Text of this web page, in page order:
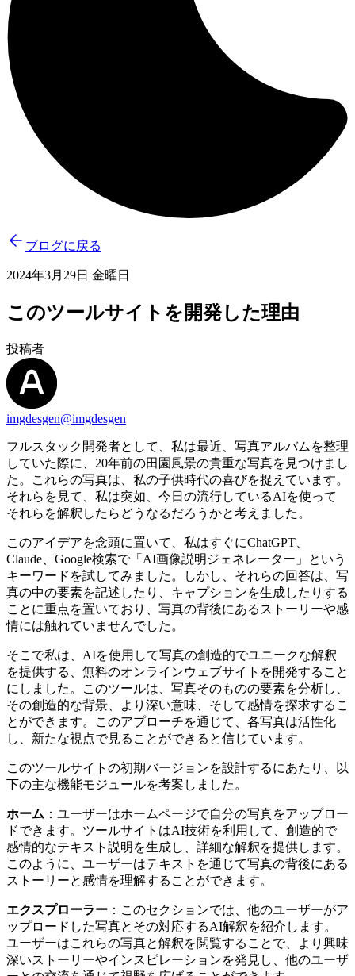
ブログに戻る
2024年3月29日 金曜日
このツールサイトを開発した理由
投稿者
imgdesgen@imgdesgen
フルスタック開発者として、私は最近、写真アルバムを整理
していた際に、20年前の田園風景の貴重な写真を見つけまし
た。これらの写真は、私の子供時代の喜びを捉えています。
それらを見て、私は突如、今日の流行しているAIを使って
それらを解釈したらどうなるだろうかと考えました。
このアイデアを念頭に置いて、私はすぐにChatGPT、
Claude、Google検索で「AI画像説明ジェネレーター」という
キーワードを試してみました。しかし、それらの回答は、写
真の中の要素を記述したり、キャプションを生成したりする
ことに重点を置いており、写真の背後にあるストーリーや感
情には触れていませんでした。
そこで私は、AIを使用して写真の創造的でユニークな解釈
を提供する、無料のオンラインウェブサイトを開発すること
にしました。このツールは、写真そのものの要素を分析し、
その創造的な背景、より深い意味、そして感情を探求するこ
とができます。このアプローチを通じて、各写真は活性化
し、新たな視点で見ることができると信じています。
このツールサイトの初期バージョンを設計するにあたり、以
下の主な機能モジュールを考案しました。
ホーム ：ユーザーはホームページで自分の写真をアップロー
ドできます。ツールサイトはAI技術を利用して、創造的で
感情的なテキスト説明を生成し、詳細な解釈を提供します。
このように、ユーザーはテキストを通じて写真の背後にある
ストーリーと感情を理解することができます。
エクスプローラー ：このセクションでは、他のユーザーがア
ップロードした写真とその対応するAI解釈を紹介します。
ユーザーはこれらの写真と解釈を閲覧することで、より興味
深いストーリーやインスピレーションを発見し、他のユーザ